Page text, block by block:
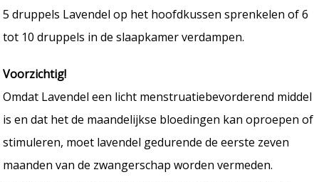
5 druppels Lavendel op het hoofdkussen sprenkelen of 6
tot 10 druppels in de slaapkamer verdampen.
Voorzichtig!
Omdat Lavendel een licht menstruatiebevorderend middel
is en dat het de maandelijkse bloedingen kan oproepen of
stimuleren, moet lavendel gedurende de eerste zeven
maanden van de zwangerschap worden vermeden.